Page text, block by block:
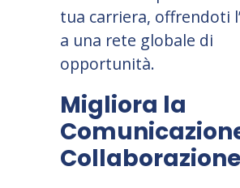
tua carriera, offrendoti
a una rete globale di
opportunità.
Migliora la
Collaborazione